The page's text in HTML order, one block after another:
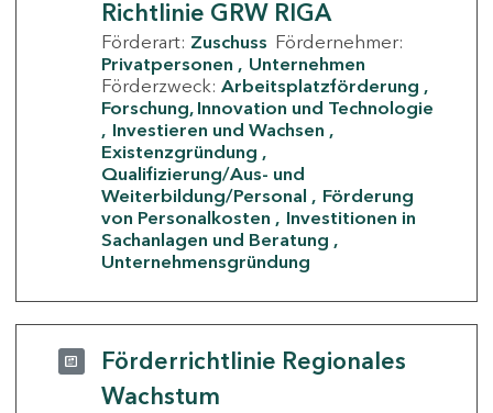
Richtlinie GRW RIGA
Förderart: Zuschuss Fördernehmer:
Privatpersonen
Unternehmen
Förderzweck: Arbeitsplatzförderung
Forschung, Innovation und Technologie
Investieren und Wachsen
Existenzgründung
Qualifizierung/Aus- und
Weiterbildung/Personal
Förderung
von Personalkosten
Investitionen in
Sachanlagen und Beratung
Unternehmensgründung
Förderrichtlinie Regionales
Wachstum